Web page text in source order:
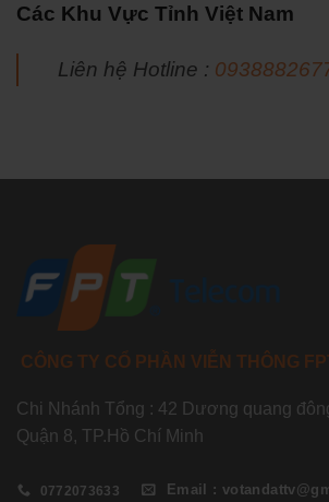
Các Khu Vực Tỉnh Việt Nam
Liên hệ Hotline :
CÔNG TY CỔ PHẦN VIỄN THÔNG
Chi Nhánh Tổng : 42 Dương quang
Quận 8, TP.Hồ Chí Minh
0772073633 Email :